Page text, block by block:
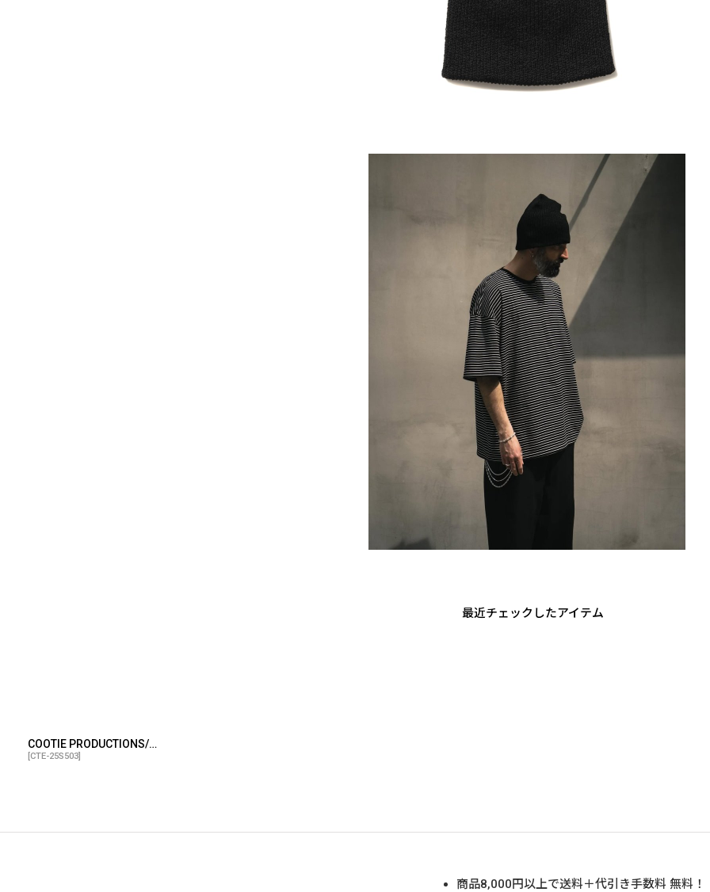
最近チェックしたアイテム
COOTIE PRODUCTIONS/Rib Stitch Cuffless Beanie（Black）［カフレスビーニー-25春夏］
[CTE-25S503]
商品8,000円以上で送料＋代引き手数料 無料！